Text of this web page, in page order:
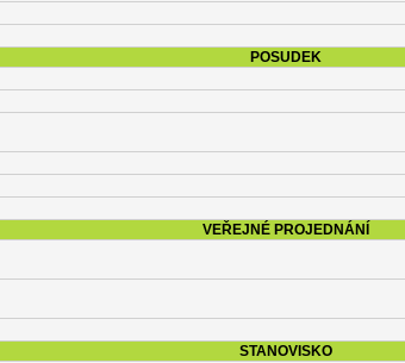
POSUDEK
VEŘEJNÉ PROJEDNÁNÍ
STANOVISKO